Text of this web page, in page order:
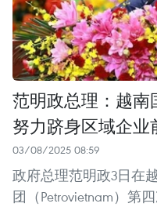
范明政总理：越南
努力跻身区域企业
03/08/2025 08:59
政府总理范明政3日在
团（Petrovietnam）第